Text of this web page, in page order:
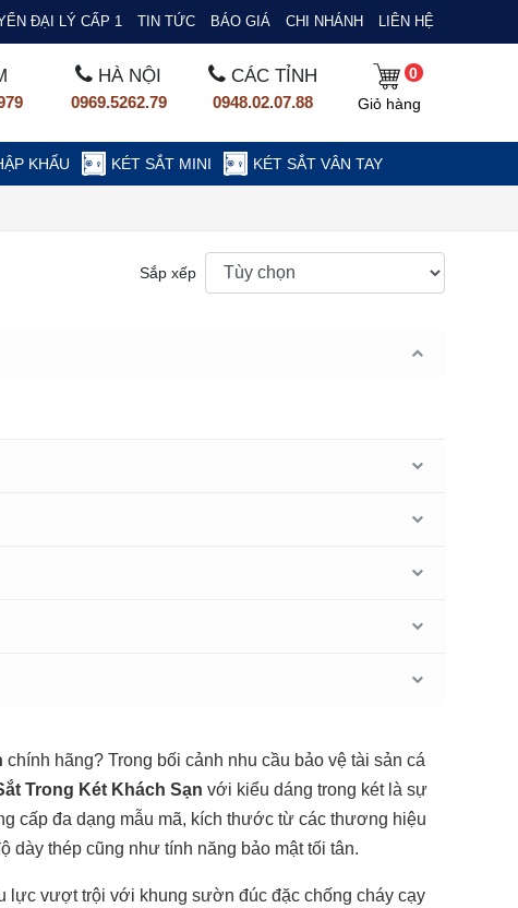
ĐẠI LÝ CẤP 1 TIN TỨC BÁO GIÁ CHI NHÁNH LIÊN HỆ
HÀ NỘI
0969.5262.79
CÁC TỈNH
0948.02.07.88
0
Giỏ hàng
KHẨU KÉT SẮT MINI KÉT SẮT VÂN TAY
Sắp xếp
chính hãng? Trong bối cảnh nhu cầu bảo vệ tài sản cá
Trong Két Khách Sạn với kiểu dáng trong két là sự
cấp đa dạng mẫu mã, kích thước từ các thương hiệu
dày thép cũng như tính năng bảo mật tối tân.
lực vượt trội với khung sườn đúc đặc chống cháy cạy